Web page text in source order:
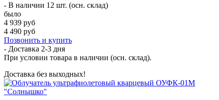
- В наличии 12 шт. (осн. склад)
было
4 939 руб
4 490 руб
Позвонить и купить
- Доставка 2-3 дня
При условии товара в наличии (осн. склад).
Доставка без выходных!